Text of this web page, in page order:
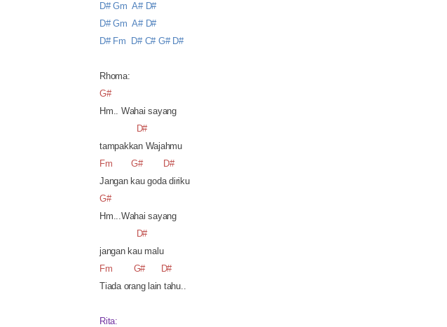
D# Gm A# D#
D# Gm A# D#
D# Fm
D# C# G# D#
Rhoma:
G#
Hm.. Wahai sayang
D#
tampakkan Wajahmu
Fm
G#
D#
Jangan kau goda diriku
G#
Hm...Wahai sayang
D#
jangan kau malu
Fm
G#
D#
Tiada orang lain tahu..
Rita: